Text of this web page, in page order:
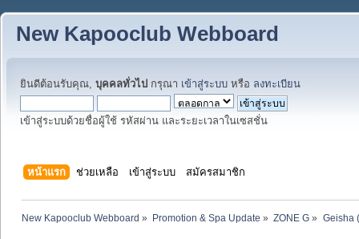
New Kapooclub Webboard
ยินดีต้อนรับคุณ, บุคคลทั่วไป กรุณา เข้าสู่ระบบ หรือ ลงทะเบียน
เข้าสู่ระบบด้วยชื่อผู้ใช้ รหัสผ่าน และระยะเวลาในเซสชั่น
หน้าแรก ช่วยเหลือ เข้าสู่ระบบ สมัครสมาชิก
New Kapooclub Webboard » Promotion & Spa Update » ZONE G » Geisha